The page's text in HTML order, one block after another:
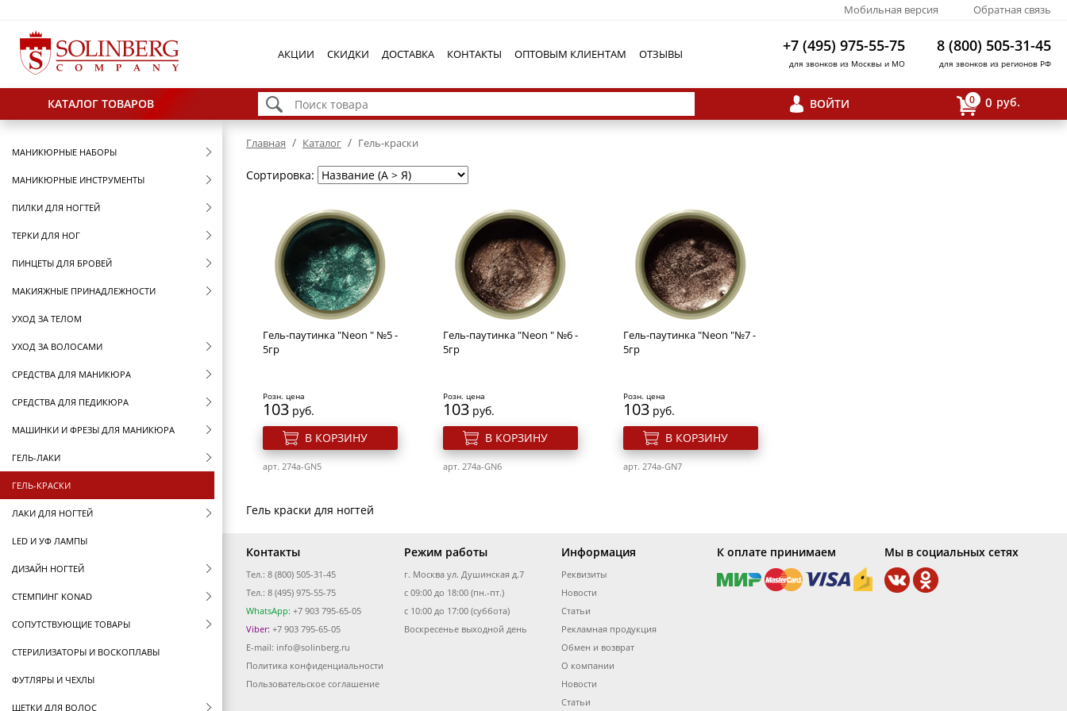
Мобильная версия Обратная связь
АКЦИИ СКИДКИ ДОСТАВКА КОНТАКТЫ ОПТОВЫМ КЛИЕНТАМ ОТЗЫВЫ +7 (495) 975-55-75
для звонков из Москвы и МО
8 (800) 505-31-45
для звонков из регионов РФ
КАТАЛОГ ТОВАРОВ ВОЙТИ 0 0 руб.
МАНИКЮРНЫЕ НАБОРЫ
МАНИКЮРНЫЕ ИНСТРУМЕНТЫ
ПИЛКИ ДЛЯ НОГТЕЙ
ТЕРКИ ДЛЯ НОГ
ПИНЦЕТЫ ДЛЯ БРОВЕЙ
МАКИЯЖНЫЕ ПРИНАДЛЕЖНОСТИ
УХОД ЗА ТЕЛОМ
УХОД ЗА ВОЛОСАМИ
СРЕДСТВА ДЛЯ МАНИКЮРА
СРЕДСТВА ДЛЯ ПЕДИКЮРА
МАШИНКИ И ФРЕЗЫ ДЛЯ МАНИКЮРА
ГЕЛЬ-ЛАКИ
ГЕЛЬ-КРАСКИ
ЛАКИ ДЛЯ НОГТЕЙ
LED И УФ ЛАМПЫ
ДИЗАЙН НОГТЕЙ
СТЕМПИНГ KONAD
СОПУТСТВУЮЩИЕ ТОВАРЫ
СТЕРИЛИЗАТОРЫ И ВОСКОПЛАВЫ
ФУТЛЯРЫ И ЧЕХЛЫ
ЩЕТКИ ДЛЯ ВОЛОС
Главная / Каталог / Гель-краски
Сортировка:
Гель-паутинка "Neon " №5 -
5гр
Розн. цена
103 руб.
В КОРЗИНУ
арт. 274a-GN5
Гель-паутинка "Neon " №6 -
5гр
Розн. цена
103 руб.
В КОРЗИНУ
арт. 274a-GN6
Гель-паутинка "Neon "№7 -
5гр
Розн. цена
103 руб.
В КОРЗИНУ
арт. 274a-GN7
Гель краски для ногтей
Контакты
Тел.: 8 (800) 505-31-45
Тел.: 8 (495) 975-55-75
WhatsApp: +7 903 795-65-05
Viber: +7 903 795-65-05
E-mail: info@solinberg.ru
Политика конфиденциальности
Пользовательское соглашение
Режим работы
г. Москва ул. Душинская д.7
с 09:00 до 18:00 (пн.-пт.)
с 10:00 до 17:00 (суббота)
Воскресенье выходной день
Информация
Реквизиты
Новости
Статьи
Рекламная продукция
Обмен и возврат
О компании
Новости
Статьи
К оплате принимаем Мы в социальных сетях